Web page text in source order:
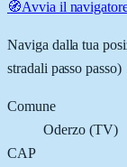
🧭Avvia il
Naviga dalla tua
stradali passo passo)
Comune
Oderzo(TV)
CAP